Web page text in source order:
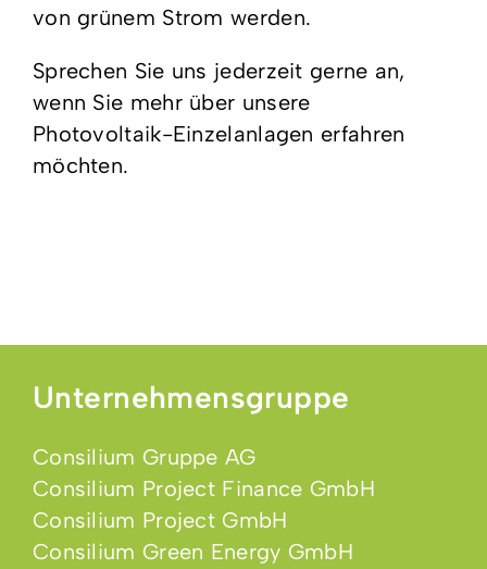
von grünem Strom werden.
Sprechen Sie uns jederzeit gerne an,
wenn Sie mehr über unsere
Photovoltaik-Einzelanlagen erfahren
möchten.
Unternehmensgruppe
Consilium Gruppe AG
Consilium Project Finance GmbH
Consilium Project GmbH
Consilium Green Energy GmbH